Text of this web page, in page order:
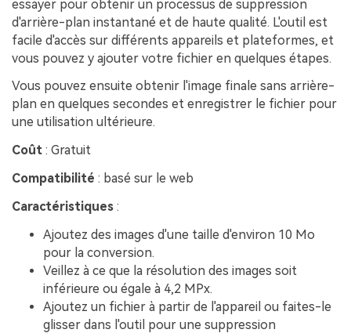
essayer pour obtenir un processus de suppression
d'arrière-plan instantané et de haute qualité. L'outil est
facile d'accès sur différents appareils et plateformes, et
vous pouvez y ajouter votre fichier en quelques étapes.
Vous pouvez ensuite obtenir l'image finale sans arrière-
plan en quelques secondes et enregistrer le fichier pour
une utilisation ultérieure.
Coût : Gratuit
Compatibilité : basé sur le web
Caractéristiques :
Ajoutez des images d'une taille d'environ 10 Mo
pour la conversion.
Veillez à ce que la résolution des images soit
inférieure ou égale à 4,2 MPx.
Ajoutez un fichier à partir de l'appareil ou faites-le
glisser dans l'outil pour une suppression